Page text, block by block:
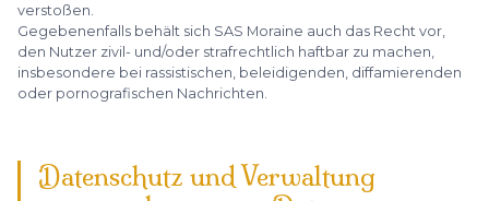
verstoßen.
Gegebenenfalls behält sich SAS Moraine auch das Recht vor,
den Nutzer zivil- und/oder strafrechtlich haftbar zu machen,
insbesondere bei rassistischen, beleidigenden, diffamierenden
oder pornografischen Nachrichten.
Datenschutz und Verwaltung